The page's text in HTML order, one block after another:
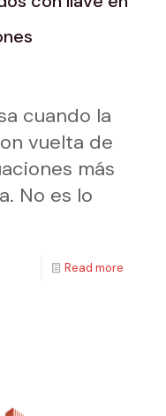
cuando la
vuelta de
más
No es lo
Read more